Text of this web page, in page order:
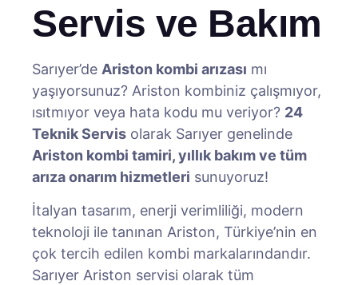
Servis ve Bakım
Sarıyer’de Ariston kombi arızası mı
yaşıyorsunuz? Ariston kombiniz çalışmıyor,
ısıtmıyor veya hata kodu mu veriyor? 24
Teknik Servis olarak Sarıyer genelinde
Ariston kombi tamiri, yıllık bakım ve tüm
arıza onarım hizmetleri sunuyoruz!
İtalyan tasarım, enerji verimliliği, modern
teknoloji ile tanınan Ariston, Türkiye’nin en
çok tercih edilen kombi markalarındandır.
Sarıyer Ariston servisi olarak tüm